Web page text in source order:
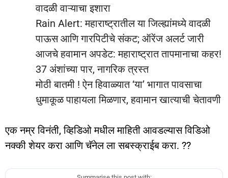
वादळी वाऱ्याचा इशारा
Rain Alert: महाराष्ट्रातील या जिल्ह्यांमध्ये वादळी
पाऊस आणि गारपिटीचे संकट; ऑरेंज अलर्ट जारी
आजचे हवामान अपडेट: महाराष्ट्रात तापमानाचा कहर!
37 अंशांच्या पार, नागरिक त्रस्त
मोठी बातमी ! ऐन हिवाळ्यात ‘या’ भागात पावसाचा
धुमाकूळ पाहायला मिळणार, हवामान खात्याची चेतावणी
एक नम्र विनंती, व्हिडिओ मधील माहिती आवडल्यास विडिओ
नक्की शेयर करा आणि चॅनेल ला सबस्क्राईब करा. ??